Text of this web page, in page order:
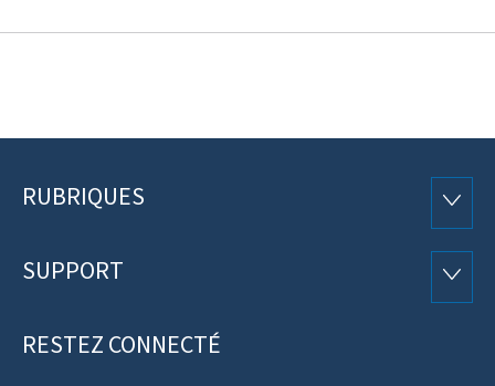
Pied
page
RUBRIQUES
SUPPORT
RESTEZ CONNECTÉ